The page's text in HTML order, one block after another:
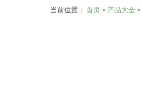
当前位置： 首页 > 产品大全 >